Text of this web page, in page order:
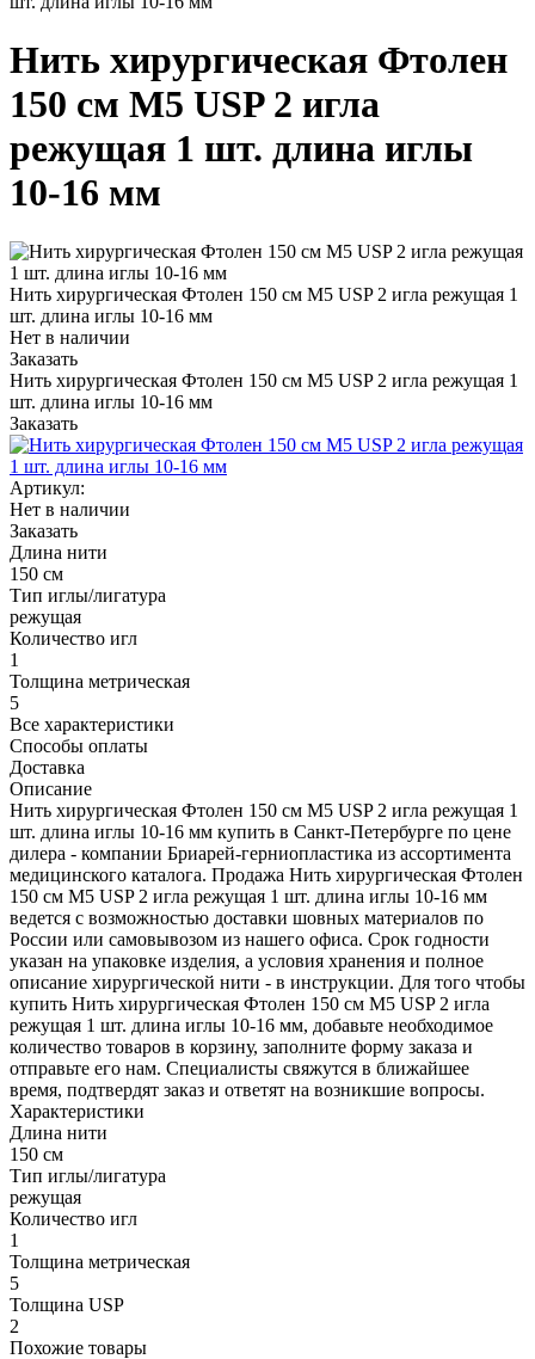
Нить хирургическая Фтолен
150 см М5 USP 2 игла
режущая 1 шт. длина иглы
10-16 мм
Нить хирургическая Фтолен 150 см М5 USP 2 игла режущая 1
шт. длина иглы 10-16 мм
Нет в наличии
Заказать
Нить хирургическая Фтолен 150 см М5 USP 2 игла режущая 1
шт. длина иглы 10-16 мм
Заказать
Артикул:
Нет в наличии
Заказать
Длина нити
150 см
Тип иглы/лигатура
режущая
Количество игл
1
Толщина метрическая
5
Все характеристики
Способы оплаты
Доставка
Описание
Нить хирургическая Фтолен 150 см М5 USP 2 игла режущая 1
шт. длина иглы 10-16 мм купить в Санкт-Петербурге по цене
дилера - компании Бриарей-герниопластика из ассортимента
медицинского каталога. Продажа Нить хирургическая Фтолен
150 см М5 USP 2 игла режущая 1 шт. длина иглы 10-16 мм
ведется с возможностью доставки шовных материалов по
России или самовывозом из нашего офиса. Срок годности
указан на упаковке изделия, а условия хранения и полное
описание хирургической нити - в инструкции. Для того чтобы
купить Нить хирургическая Фтолен 150 см М5 USP 2 игла
режущая 1 шт. длина иглы 10-16 мм, добавьте необходимое
количество товаров в корзину, заполните форму заказа и
отправьте его нам. Специалисты свяжутся в ближайшее
время, подтвердят заказ и ответят на возникшие вопросы.
Характеристики
Длина нити
150 см
Тип иглы/лигатура
режущая
Количество игл
1
Толщина метрическая
5
Толщина USP
2
Похожие товары